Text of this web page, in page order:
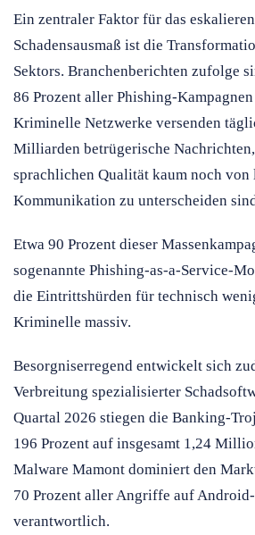
Ein zentraler Faktor für das
Schadensausmaß ist die
Sektors. Branchenberichten zufolge
86 Prozent aller Phishing-
Kriminelle Netzwerke versenden
Milliarden betrügerische
sprachlichen Qualität kaum noch
Kommunikation zu unterscheiden
Etwa 90 Prozent dieser
sogenannte Phishing-as-a-Service-
die Eintrittshürden für technisch
Kriminelle massiv.
Besorgniserregend entwickelt sich
Verbreitung spezialisierter
Quartal 2026 stiegen die Banking-
196 Prozent auf insgesamt 1,24
Malware Mamont dominiert den
70 Prozent aller Angriffe auf Android-
verantwortlich.